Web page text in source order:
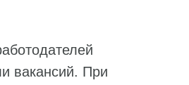
вакансий. При